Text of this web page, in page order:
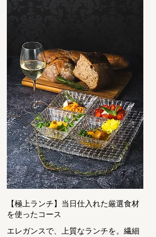
【極上ランチ】当日仕入れた厳選食材
を使ったコース
エレガンスで、上質なランチを。繊細